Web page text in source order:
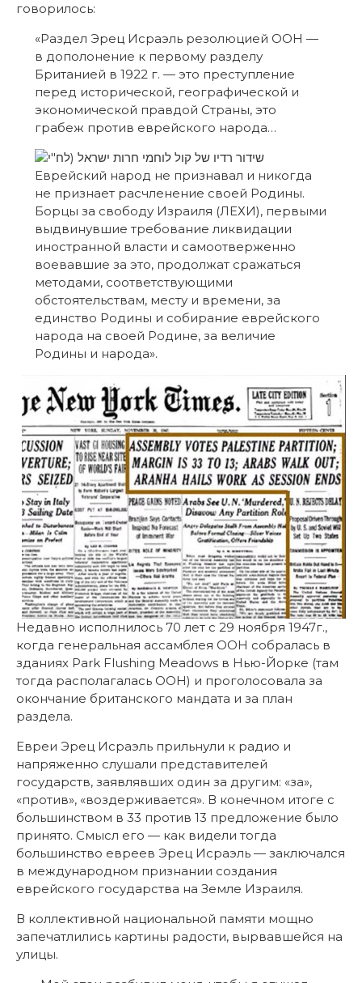
говорилось:
«Раздел Эрец Исраэль резолюцией ООН —
в дополонение к первому разделу
Британией в 1922 г. — это преступление
перед исторической, географической и
экономической правдой Страны, это
грабеж против еврейского народа…
Еврейский народ не признавал и никогда
не признает расчленение своей Родины.
Борцы за свободу Израиля (ЛЕХИ), первыми
выдвинувшие требование ликвидации
иностранной власти и самоотверженно
воевавшие за это, продолжат сражаться
методами, соответствующими
обстоятельствам, месту и времени, за
единство Родины и собирание еврейского
народа на своей Родине, за величие
Родины и народа».
Недавно исполнилось 70 лет с 29 ноября 1947г.,
когда генеральная ассамблея ООН собралась в
зданиях Park Flushing Meadows в Нью-Йорке (там
тогда располагалась ООН) и проголосовала за
окончание британского мандата и за план
раздела.
Евреи Эрец Исраэль прильнули к радио и
напряженно слушали представителей
государств, заявлявших один за другим: «за»,
«против», «воздерживается». В конечном итоге с
большинством в 33 против 13 предложение было
принято. Смысл его — как видели тогда
большинство евреев Эрец Исраэль — заключался
в международном признании создания
еврейского государства на Земле Израиля.
В коллективной национальной памяти мощно
запечатлились картины радости, вырвавшейся на
улицы.